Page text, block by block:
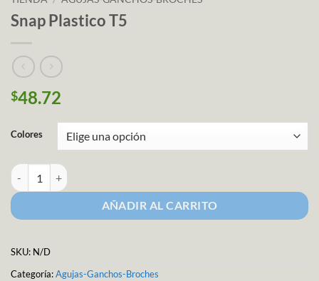
Snap Plastico T5
$48.72
Colores
Snap Plastico T5 cantidad
AÑADIR AL CARRITO
SKU: N/D
Categoría:Agujas-Ganchos-Broches